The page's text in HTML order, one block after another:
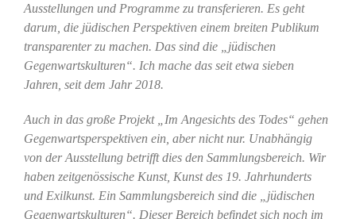
Ausstellungen und Programme zu transferieren. Es geht
darum, die jüdischen Perspektiven einem breiten Publikum
transparenter zu machen. Das sind die „jüdischen
Gegenwartskulturen“. Ich mache das seit etwa sieben
Jahren, seit dem Jahr 2018.
Auch in das große Projekt „Im Angesichts des Todes“ gehen
Gegenwartsperspektiven ein, aber nicht nur. Unabhängig
von der Ausstellung betrifft dies den Sammlungsbereich. Wir
haben zeitgenössische Kunst, Kunst des 19. Jahrhunderts
und Exilkunst. Ein Sammlungsbereich sind die „jüdischen
Gegenwartskulturen“. Dieser Bereich befindet sich noch im